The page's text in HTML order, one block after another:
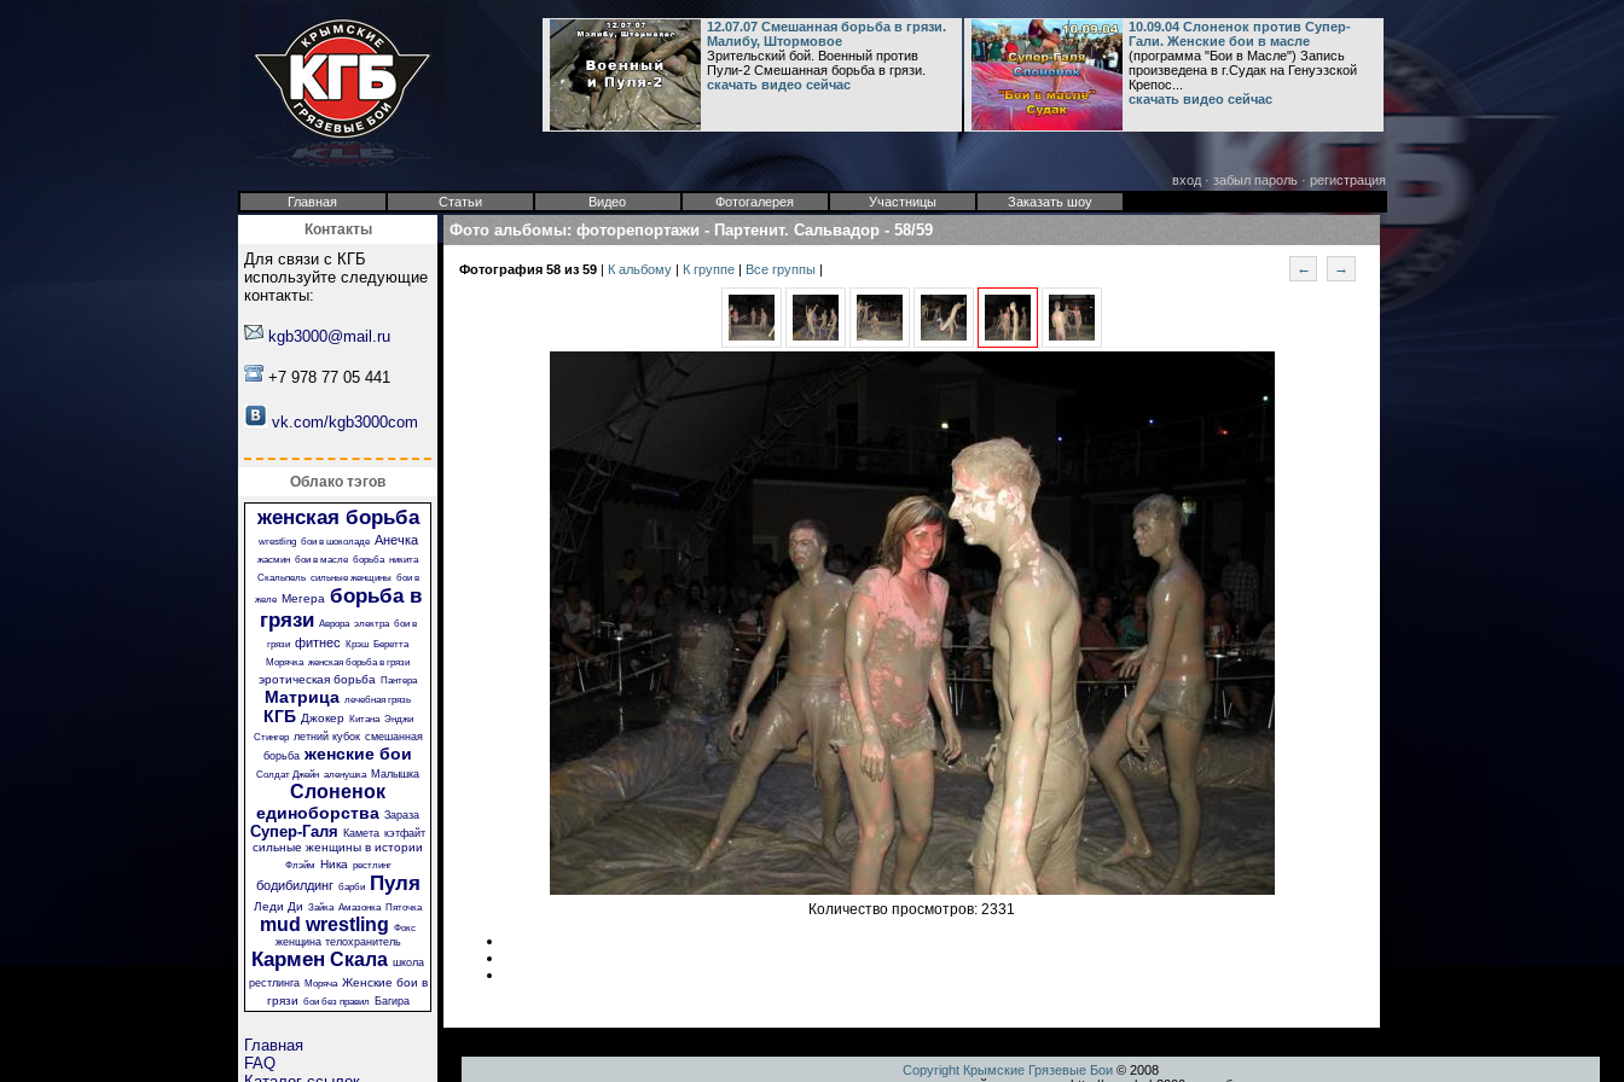
12.07.07 Смешанная борьба в грязи.
Малибу, Штормовое
Зрительский бой. Военный против
Пули-2 Смешанная борьба в грязи.
скачать видео сейчас
10.09.04 Слоненок против Супер-
Гали. Женские бои в масле
(программа "Бои в Масле") Запись
произведена в г.Судак на Генуэзской
Крепос...
скачать видео сейчас
вход· забыл пароль· регистрация
Главная
Статьи Видео Фотогалерея Участницы Заказать шоу
Контакты
Для связи с КГБ
используйте следующие
контакты:
kgb3000@mail.ru
+7 978 77 05 441
vk.com/kgb3000com
Облако тэгов
женская борьба
wrestling бои в шоколаде Анечка
жасмин бои в масле борьба никита
Скальпель сильные женщины бои в
желе Мегера борьба в
грязи Аврора электра бои в
грязи фитнес Крэш Беретта
Морячка женская борьба в грязи
эротическая борьба Пантера
Матрица лечебная грязь
КГБ Джокер Китана Энджи
Стингер летний кубок смешанная
борьба женские бои
Солдат Джейн аленушка Малышка
Слоненок
единоборства Зараза
Супер-Галя Камета кэтфайт
сильные женщины в истории
Флэйм Ника рестлинг
бодибилдинг барби Пуля
Леди Ди Зайка Амазонка Пяточка
mud wrestling Фокс
женщина телохранитель
Кармен Скала школа
рестлинга
Моряча Женские бои в
грязи бои без правил Багира
Главная
FAQ
Фото альбомы: фоторепортажи - Партенит. Сальвадор - 58/59
Фотография 58 из 59 | К альбому | К группе | Все группы | ← →
Количество просмотров: 2331
Copyright Крымские Грязевые Бои © 2008